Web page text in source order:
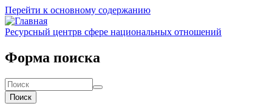
Перейти к основному содержанию
Ресурсный центрв сфере национальных отношений
Форма поиска
Поиск